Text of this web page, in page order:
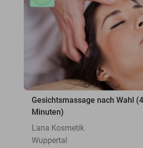
Gesichtsmassage nach Wahl
Minuten)
Lana Kosmetik
Wuppertal